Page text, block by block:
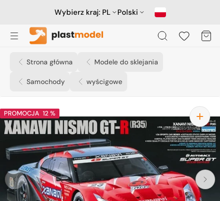
Wybierz kraj: PL Polski
Koszyk
Strona główna Modele do sklejania
Samochody wyścigowe
PROMOCJA 12 %
Otwórz
media
1